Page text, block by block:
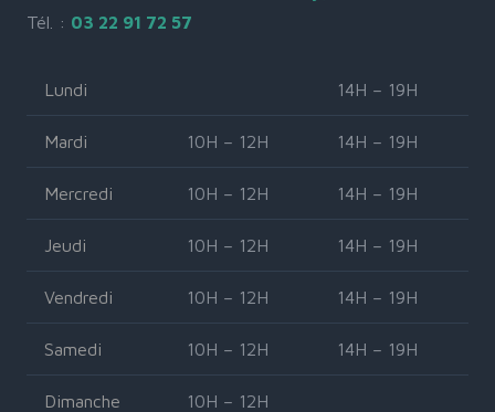
Tél. : 03 22 91 72 57
Lundi 14H – 19H
Mardi 10H – 12H 14H – 19H
Mercredi 10H – 12H 14H – 19H
Jeudi 10H – 12H 14H – 19H
Vendredi 10H – 12H 14H – 19H
Samedi 10H – 12H 14H – 19H
Dimanche 10H – 12H